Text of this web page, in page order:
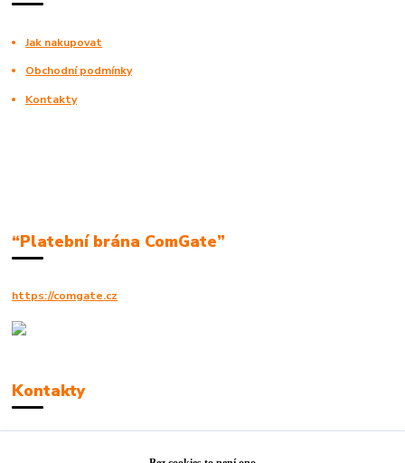
Jak nakupovat
Obchodní podmínky
Kontakty
“Platební brána ComGate”
https://comgate.cz
Kontakty